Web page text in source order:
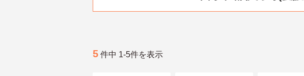
5 件中 1-5件を表示